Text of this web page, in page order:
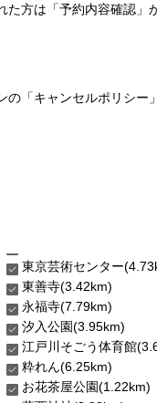
方は「予約内容確認」
「キャンセルポリシー
東京芸術センター
東善寺(3.42km)
永福寺(7.79km)
汐入公園(3.95km)
江戸川そごう体育館
粋れん(6.25km)
お花茶屋公園(1.22km)